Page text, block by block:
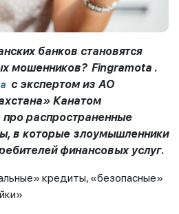
банков становятся
мошенников? Fingramota .
с экспертом из АО
Канатом
распространенные
в которые злоумышленники
финансовых услуг.
кредиты, «безопасные»